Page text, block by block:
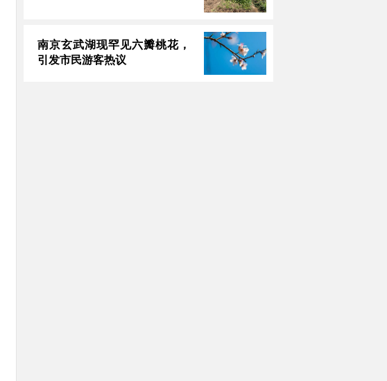
南京玄武湖现罕见六瓣桃花，
引发市民游客热议